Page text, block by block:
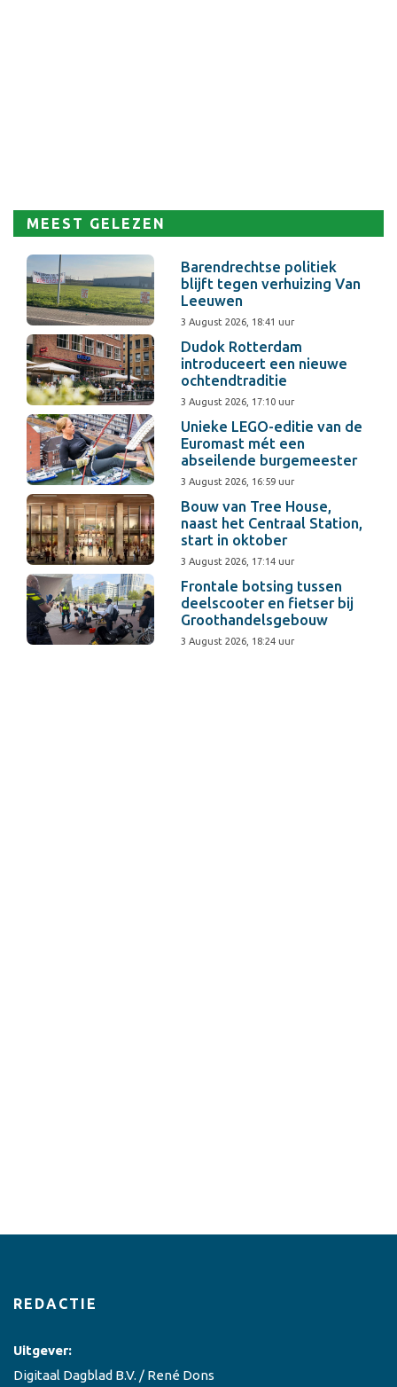
MEEST GELEZEN
Barendrechtse politiek
blijft tegen verhuizing Van
Leeuwen
3 August 2026, 18:41 uur
Dudok Rotterdam
introduceert een nieuwe
ochtendtraditie
3 August 2026, 17:10 uur
Unieke LEGO-editie van de
Euromast mét een
abseilende burgemeester
3 August 2026, 16:59 uur
Bouw van Tree House,
naast het Centraal Station,
start in oktober
3 August 2026, 17:14 uur
Frontale botsing tussen
deelscooter en fietser bij
Groothandelsgebouw
3 August 2026, 18:24 uur
REDACTIE
Uitgever:
Digitaal Dagblad B.V. / René Dons